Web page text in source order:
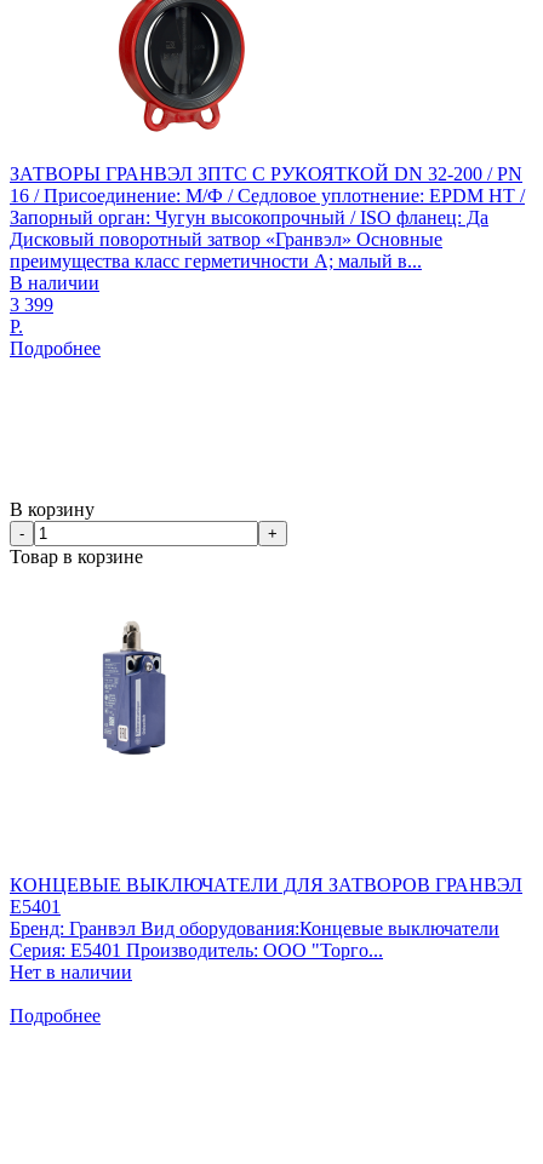
ЗАТВОРЫ ГРАНВЭЛ ЗПТС С РУКОЯТКОЙ DN 32-200 / PN
16 / Присоединение: М/Ф / Седловое уплотнение: EPDM HT /
Запорный орган: Чугун высокопрочный / ISO фланец: Да
Дисковый поворотный затвор «Гранвэл» Основные
преимущества класс герметичности А; малый в...
В наличии
3 399
Р.
Подробнее
В корзину
- +
Товар в корзине
КОНЦЕВЫЕ ВЫКЛЮЧАТЕЛИ ДЛЯ ЗАТВОРОВ ГРАНВЭЛ
E5401
Бренд: Гранвэл Вид оборудования:Концевые выключатели
Серия: E5401 Производитель: ООО "Торго...
Нет в наличии
Подробнее